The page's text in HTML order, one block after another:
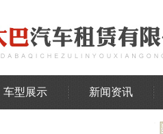
车型展示 新闻资讯